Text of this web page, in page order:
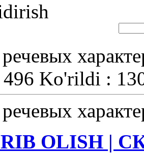
Ko'rildi :
OLISH |